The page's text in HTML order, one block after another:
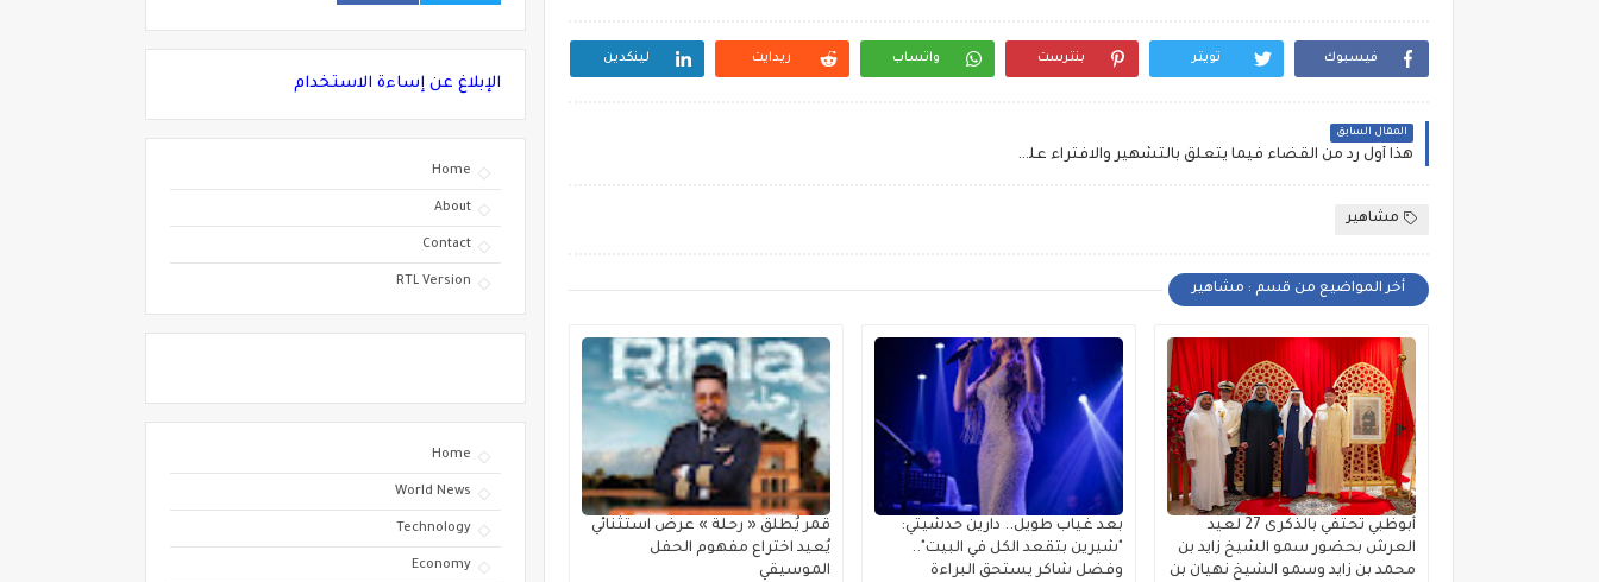
فيسبوك تويتر بنترست واتساب ريدايت لينكدين
المقال السابق
هذا أول رد من القضاء فيما يتعلق بالتشهير والافتراء على المعالجة الغذائية كريستل أبي عاصي
مشاهير
أخر المواضيع من قسم : مشاهير
أبوظبي تحتفي بالذكرى 27 لعيد
العرش بحضور سمو الشيخ زايد بن
محمد بن زايد وسمو الشيخ نهيان بن
بعد غياب طويل.. دارين حدشيتي:
"شيرين بتقعد الكل في البيت"..
وفضل شاكر يستحق البراءة
قمر يُطلق « رحلة » عرضٌ استثنائي
يُعيد اختراع مفهوم الحفل
الموسيقي
الإبلاغ عن إساءة الاستخدام
Home
About
Contact
RTL Version
Home
World News
Technology
Economy